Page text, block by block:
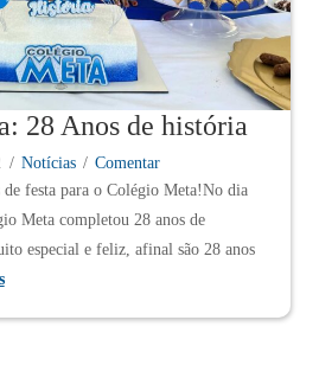
28 Anos de história
Notícias
Comentar
de festa para o Colégio Meta!No dia
Meta completou 28 anos de
especial e feliz, afinal são 28 anos